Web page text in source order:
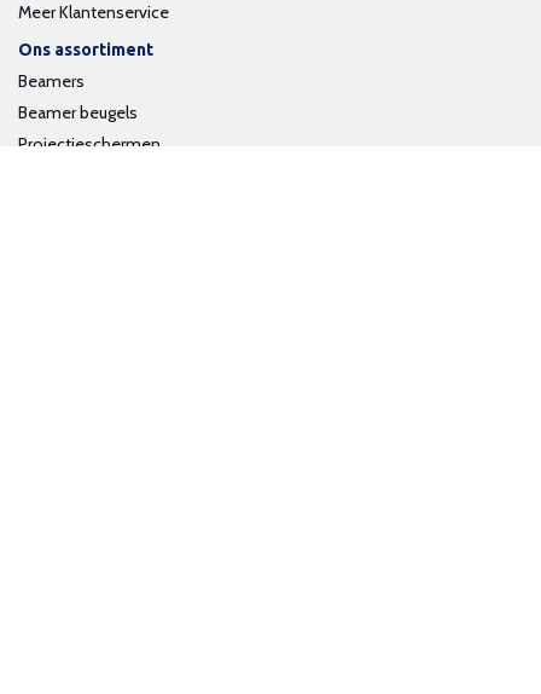
Meer Klantenservice
Ons assortiment
Beamers
Beamer beugels
Projectieschermen